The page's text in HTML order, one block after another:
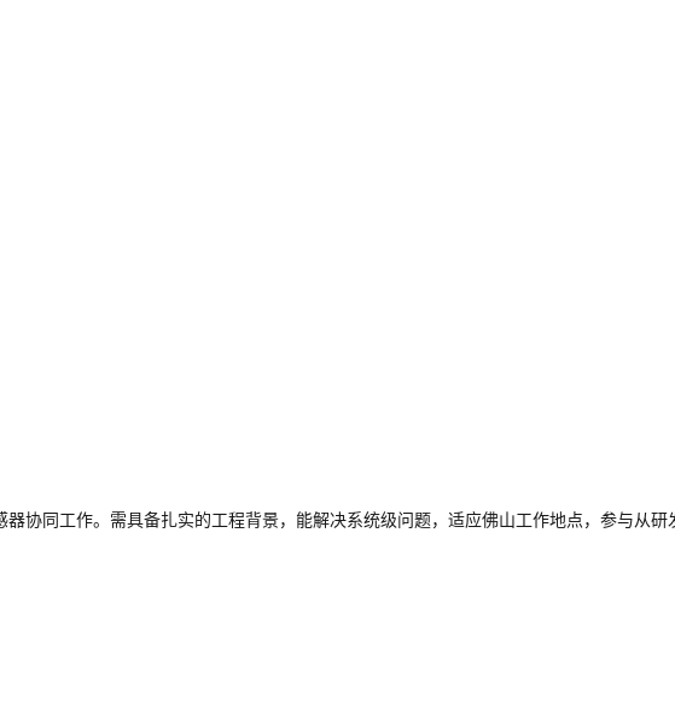
协同工作。需具备扎实的工程背景，能解决系统级问题，适应佛山工作地点，参与从研